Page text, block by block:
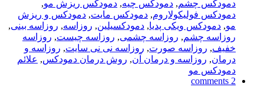
دمودکس چشم, دمودکس چیه, دمودکس ریزش مو,
دمودکس فولیکولاروم, دمودکس مایت, دمودکس و ریزش
مو, دمودکس ویکی پدیا, دمودکسیلین, روزاسه, روزاسه بینی,
روزاسه چشم, روزاسه چشمی, روزاسه چیست, روزاسه
خفیف, روزاسه صورت, روزاسه نی نی سایت, روزاسه و
درمان, روزاسه و درمان آن, روش درمان دمودکس, علائم
دمودکس مو
2 comments